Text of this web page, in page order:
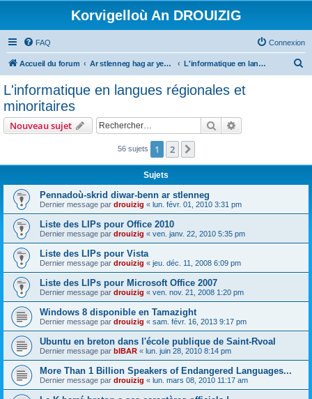
Korvigelloù An DROUIZIG
FAQ Connexion
Accueil du forum Ar stlenneg hag ar yezhoù bihan er bed a-bezh L'informatique en langues régionales et minoritaires
c
r
L'informatique en langues régionales et
minoritaires
Nouveau sujet Rechercher
56 sujets 1 2
Sujets
Pennadoù-skrid diwar-benn ar stlenneg
Dernier message par drouizig « lun. févr. 01, 2010 3:31 pm
Liste des LIPs pour Office 2010
Dernier message par drouizig « ven. janv. 22, 2010 5:35 pm
Liste des LIPs pour Vista
Dernier message par drouizig « jeu. déc. 11, 2008 6:09 pm
Liste des LIPs pour Microsoft Office 2007
Dernier message par drouizig « ven. nov. 21, 2008 1:20 pm
Windows 8 disponible en Tamazight
Dernier message par drouizig « sam. févr. 16, 2013 9:17 pm
Ubuntu en breton dans l'école publique de Saint-Rvoal
Dernier message par bIBAR « lun. juin 28, 2010 8:14 pm
More Than 1 Billion Speakers of Endangered Languages...
Dernier message par drouizig « lun. mars 08, 2010 11:17 am